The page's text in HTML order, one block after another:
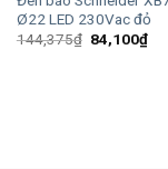
Ø22 LED 230Vac đỏ
144,375₫ Giá
gốc
84,100₫Giá
hiện